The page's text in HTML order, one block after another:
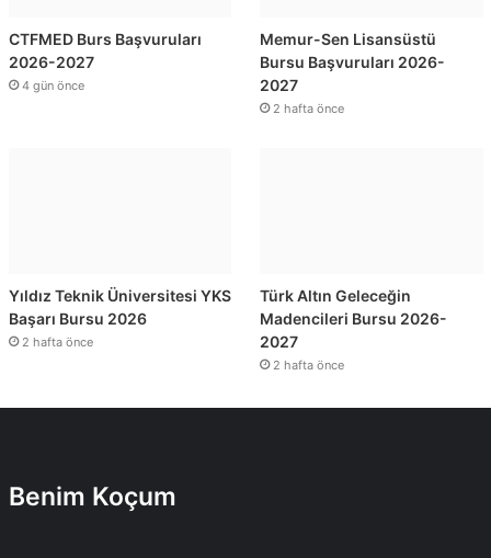
CTFMED Burs Başvuruları
2026-2027
4 gün önce
Memur-Sen Lisansüstü
Bursu Başvuruları 2026-
2027
2 hafta önce
Yıldız Teknik Üniversitesi YKS
Başarı Bursu 2026
2 hafta önce
Türk Altın Geleceğin
Madencileri Bursu 2026-
2027
2 hafta önce
Benim Koçum